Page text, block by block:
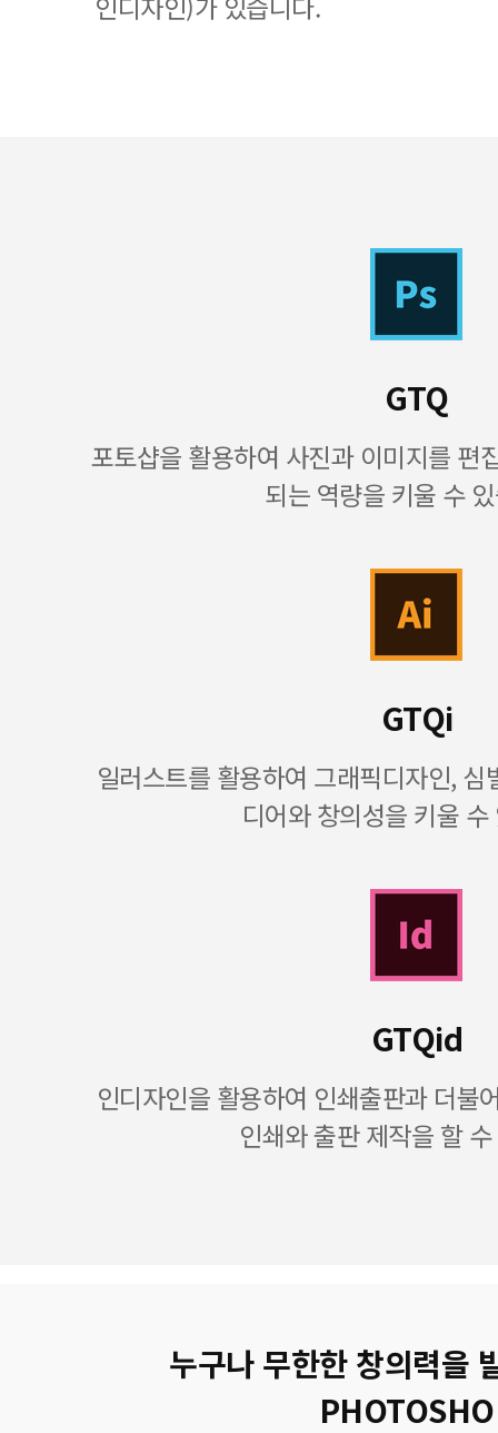
GTQ
포토샵을 활용하여 사진과 이미지를 편
되는 역량을 키울 수
GTQi
일러스트를 활용하여 그래픽디자인,
디어와 창의성을 키울 수
GTQid
인디자인을 활용하여 인쇄출판과 더불
인쇄와 출판 제작을 할
누구나 무한한 창의력을